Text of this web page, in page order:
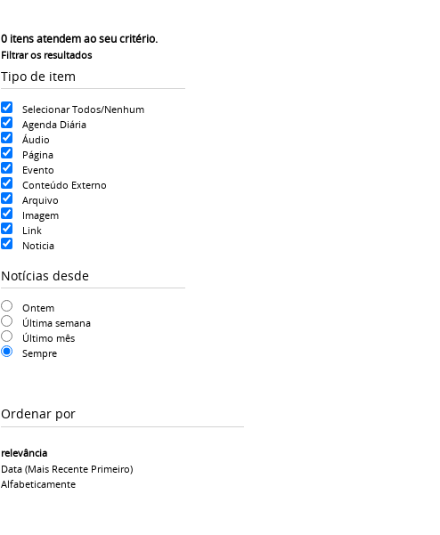
0itens atendem ao seu critério.
Filtrar os resultados
Tipo de item
Selecionar Todos/Nenhum
Agenda Diária
Áudio
Página
Evento
Conteúdo Externo
Arquivo
Imagem
Link
Noticia
Notícias desde
Ontem
Última semana
Último mês
Sempre
Ordenar por
relevância
Data (mais Recente Primeiro)
Alfabeticamente